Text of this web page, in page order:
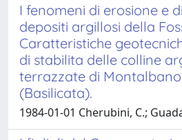
I fenomeni di erosione e
depositi argillosi della
Caratteristiche
di stabilita delle colline
terrazzate di
(Basilicata).
1984-01-01 Cherubini, C.;